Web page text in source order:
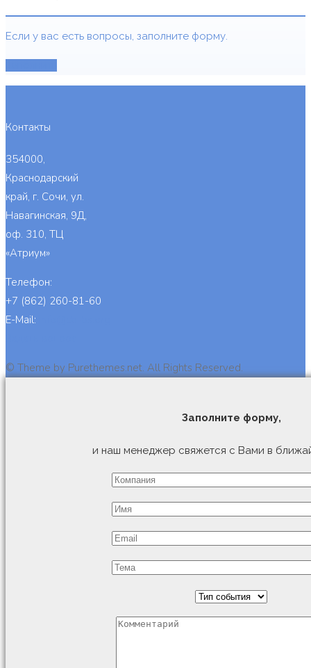
Если у вас есть вопросы, заполните форму.
Контакты
354000,
Краснодарский
край, г. Сочи, ул.
Навагинская, 9Д,
оф. 310, ТЦ
«Атриум»
Телефон:
+7 (862) 260-81-60
E-Mail:
© Theme by Purethemes.net. All Rights Reserved.
Заполните форму,
и наш менеджер свяжется с Вами в